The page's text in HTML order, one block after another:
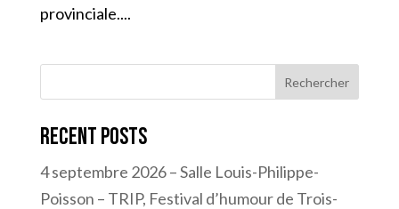
provinciale....
Rechercher
Recent Posts
4 septembre 2026 – Salle Louis-Philippe-
Poisson – TRIP, Festival d’humour de Trois-